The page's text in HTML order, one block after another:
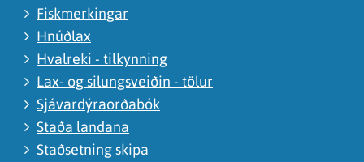
Fiskmerkingar
Hnúðlax
Hvalreki - tilkynning
Lax- og silungsveiðin - tölur
Sjávardýraorðabók
Staða landana
Staðsetning skipa